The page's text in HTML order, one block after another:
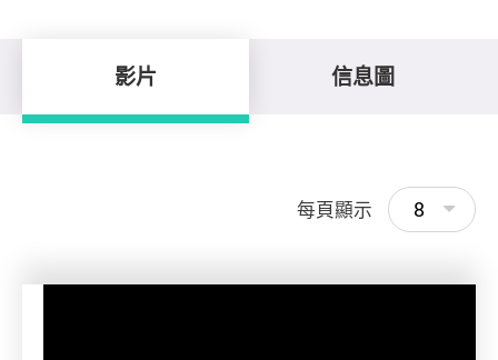
影片 信息圖
每頁顯示 8